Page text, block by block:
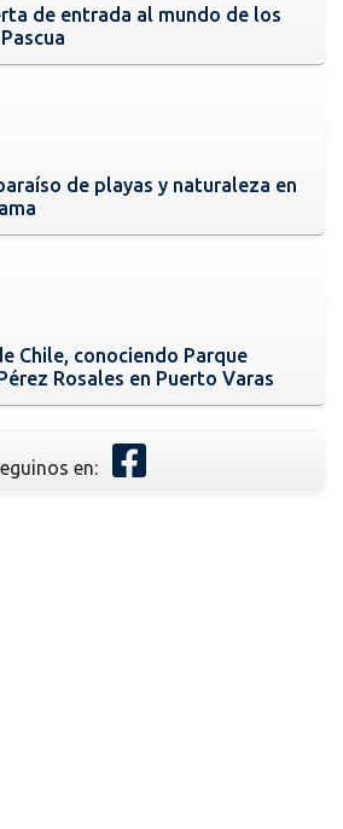
de entrada al mundo de los
de playas y naturaleza en
Chile, conociendo Parque
Rosales en Puerto Varas
en: